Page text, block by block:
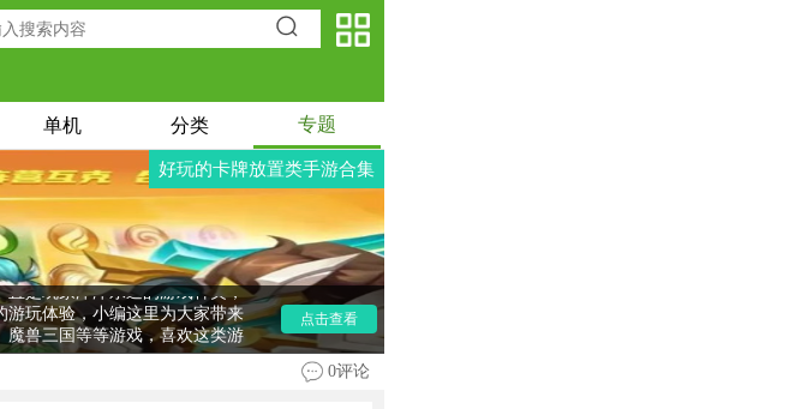
单机 分类 专题
好玩的卡牌放置类手游合集
直是玩家津津乐道的游戏种类，
游玩体验，小编这里为大家带来
魔兽三国等等游戏，喜欢这类游
点击查看
0评论